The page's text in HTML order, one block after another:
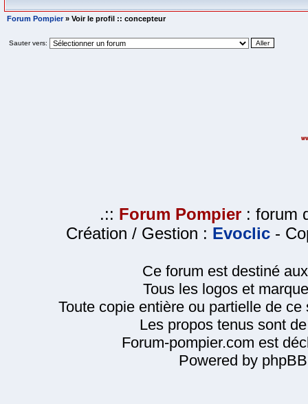
Forum Pompier» Voir le profil :: concepteur
Sauter vers:
.:: Forum Pompier : forum
Création / Gestion : Evoclic -
Ce forum est destiné
Tous les logos et
Toute copie entière ou partielle de
Les propos tenus sont
Forum-pompier.com est
Powered by